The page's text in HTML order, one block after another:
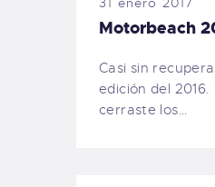
Motorbeach
Casi sin
edición del 2016.
cerraste los…